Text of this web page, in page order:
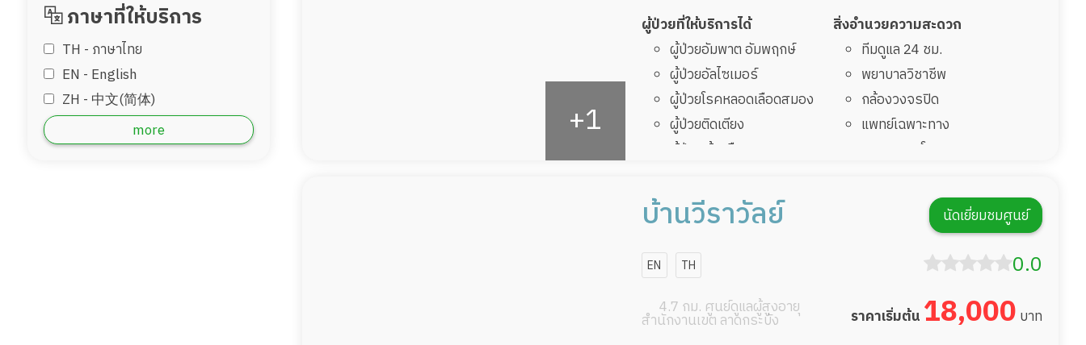
ผู้ป่วยที่ให้บริการได้
ผู้ป่วยอัมพาต อัมพฤกษ์
ผู้ป่วยอัลไซเมอร์
ผู้ป่วยโรคหลอดเลือดสมอง
ผู้ป่วยติดเตียง
ผู้ป่วยเส้นเลือดสมองแตก
ผู้ป่วยพักฟื้นหลังผ่าตัด
สิ่งอำนวยความสะดวก
ทีมดูแล 24 ชม.
พยาบาลวิชาชีพ
กล้องวงจรปิด
แพทย์เฉพาะทาง
อาหารตามโภชนาการ
กายภาพบำบัด
กิจกรรมนันทนาการ
รายงานข้อมูลสุขภาพ
นัดเยี่ยมชมศูนย์
บ้านวีราวัลย์
EN TH 0.0
4.7 กม. ศูนย์ดูแลผู้สูงอายุ
สำนักงานเขต ลาดกระบัง ราคาเริ่มต้น 18,000 บาท
ภาษาที่ให้บริการ
TH - ‏ภาษาไทย
EN - English
ZH - 中文(简体)
DE - Deutsch
more